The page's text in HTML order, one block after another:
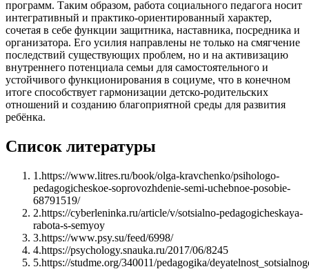
программ. Таким образом, работа социального педагога носит
интегративный и практико-ориентированный характер,
сочетая в себе функции защитника, наставника, посредника и
организатора. Его усилия направлены не только на смягчение
последствий существующих проблем, но и на активизацию
внутреннего потенциала семьи для самостоятельного и
устойчивого функционирования в социуме, что в конечном
итоге способствует гармонизации детско-родительских
отношений и созданию благоприятной среды для развития
ребёнка.
Список литературы
1 .https://www.litres.ru/book/olga-kravchenko/psihologo-
pedagogicheskoe-soprovozhdenie-semi-uchebnoe-posobie-
68791519/
2.https://cyberleninka.ru/article/v/sotsialno-pedagogicheskaya-
rabota-s-semyoy
3.https://www.psy.su/feed/6998/
4.https://psychology.snauka.ru/2017/06/8245
5.https://studme.org/340011/pedagogika/